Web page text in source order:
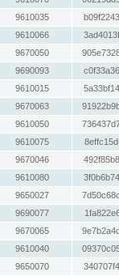
9610035
9610066
9670050
9690093
9610015
9670063
9610050
9610075
9670046
9610080
9650027
9690077
9670065
9610040
9650070